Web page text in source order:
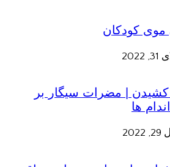
موی کودکان
| مضرات سیگار بر
ها